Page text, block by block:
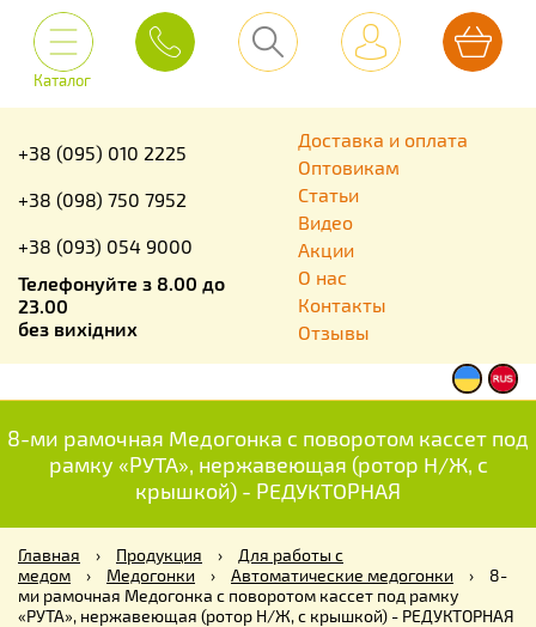
Каталог
+38 (095) 010 2225
+38 (098) 750 7952
+38 (093) 054 9000
Телефонуйте з 8.00 до
23.00
без вихідних
Доставка и оплата
Оптовикам
Статьи
Видео
Акции
О нас
Контакты
Отзывы
8-ми рамочная Медогонка с поворотом кассет под
рамку «РУТА», нержавеющая (ротор Н/Ж, с
крышкой) - РЕДУКТОРНАЯ
Главная › Продукция ›
Для работы с
медом
› Медогонки › Автоматические медогонки ›
8-
ми рамочная Медогонка с поворотом кассет под рамку
«РУТА», нержавеющая (ротор Н/Ж, с крышкой) - РЕДУКТОРНАЯ